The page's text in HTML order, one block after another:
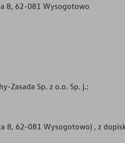
8, 62-081 Wysogotowo
Zasada Sp. z o.o. Sp. j.:
8, 62-081 Wysogotowo) , z